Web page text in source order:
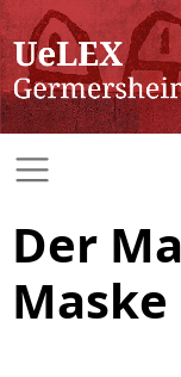
Der
Maske